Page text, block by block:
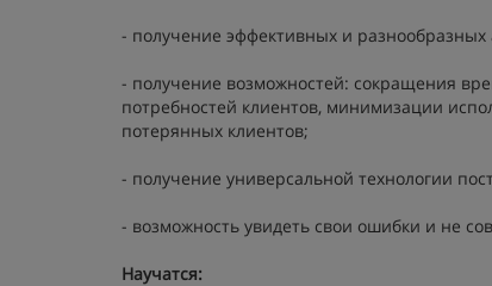
- получение эффективных и разнообразных
- получение возможностей: сокращения
потребностей клиентов, минимизации
потерянных клиентов;
- получение универсальной технологии
- возможность увидеть свои ошибки и не
Научатся: